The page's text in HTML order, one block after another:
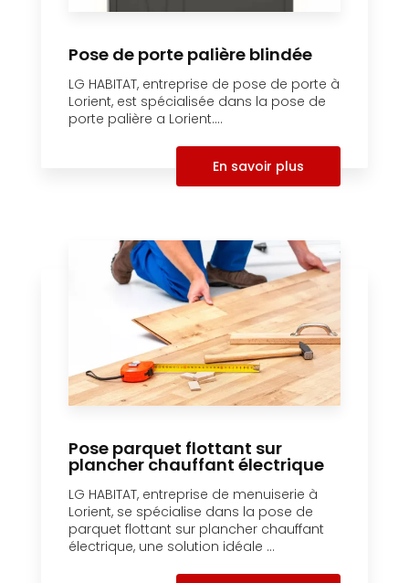
Pose de porte palière blindée
LG HABITAT, entreprise de pose de porte à
Lorient, est spécialisée dans la pose de
porte palière a Lorient....
En savoir plus
Pose parquet flottant sur
plancher chauffant électrique
LG HABITAT, entreprise de menuiserie à
Lorient, se spécialise dans la pose de
parquet flottant sur plancher chauffant
électrique, une solution idéale ...